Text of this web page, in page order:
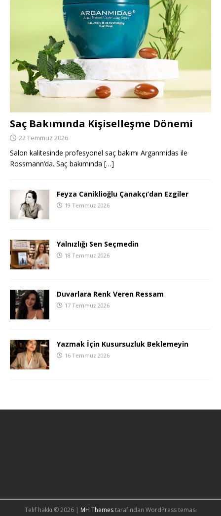
Saç Bakımında Kişiselleşme Dönemi
22 Temmuz 2026
Salon kalitesinde profesyonel saç bakımı Arganmidas ile
Rossmann’da. Saç bakımında […]
Feyza Caniklioğlu Çanakçı’dan Ezgiler
19 Temmuz 2026
Yalnızlığı Sen Seçmedin
18 Temmuz 2026
Duvarlara Renk Veren Ressam
17 Temmuz 2026
Yazmak İçin Kusursuzluk Beklemeyin
16 Temmuz 2026
Telif hakkı © 2026 | MH Themestarafından WordPress teması